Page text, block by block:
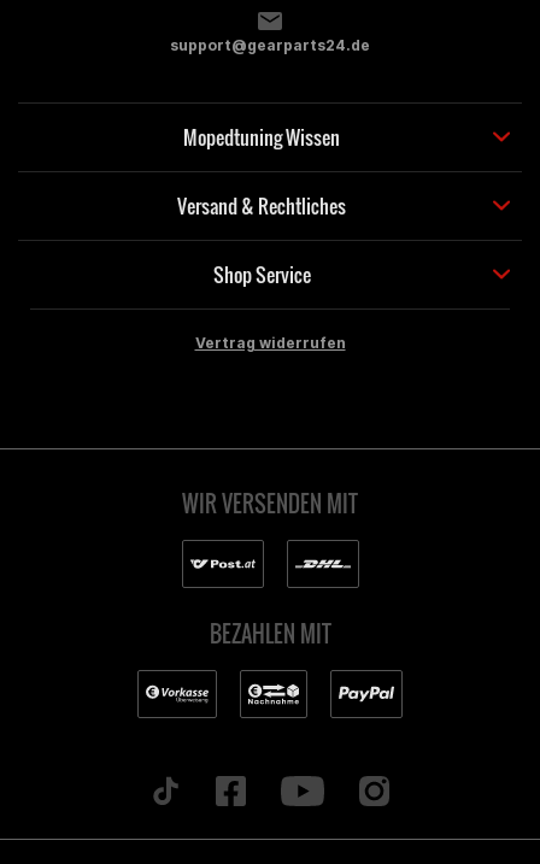
support@gearparts24.de
Mopedtuning Wissen
Versand & Rechtliches
Shop Service
Vertrag widerrufen
WIR VERSENDEN MIT
BEZAHLEN MIT